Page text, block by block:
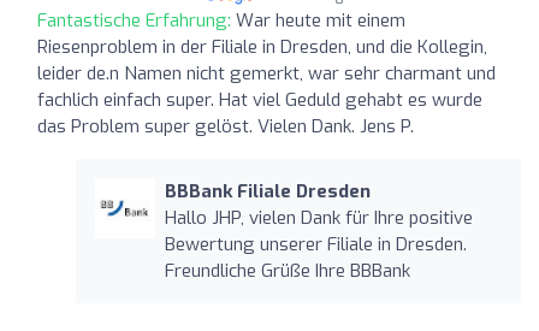
Fantastische Erfahrung: War heute mit einem
Riesenproblem in der Filiale in Dresden, und die Kollegin,
leider de.n Namen nicht gemerkt, war sehr charmant und
fachlich einfach super. Hat viel Geduld gehabt es wurde
das Problem super gelöst. Vielen Dank. Jens P.
BBBank Filiale Dresden
Hallo JHP, vielen Dank für Ihre positive
Bewertung unserer Filiale in Dresden.
Freundliche Grüße Ihre BBBank